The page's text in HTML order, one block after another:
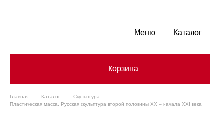
Меню Каталог
Корзина
Главная Каталог
Скульптура
Пластическая масса. Русская скульптура второй половины XX – начала XXI века